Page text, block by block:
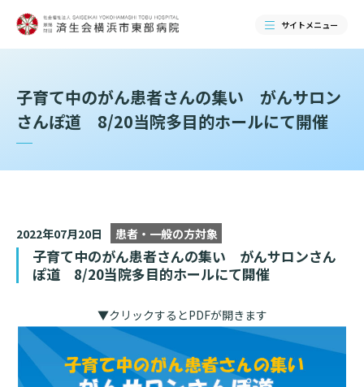
サイトメニュー
当院のご紹介
当院のご紹介トップ
ご来院される方へ
子育て中のがん患者さんの集い がんサロン
さんぽ道 8/20当院多目的ホールにて開催
2022年07月20日 患者・一般の方対象
子育て中のがん患者さんの集い がんサロンさん
ぽ道 8/20当院多目的ホールにて開催
▼クリックするとPDFが開きます